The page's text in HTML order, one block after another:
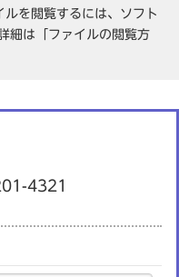
を閲覧するには、ソフト
細は「ファイルの閲覧方
4321